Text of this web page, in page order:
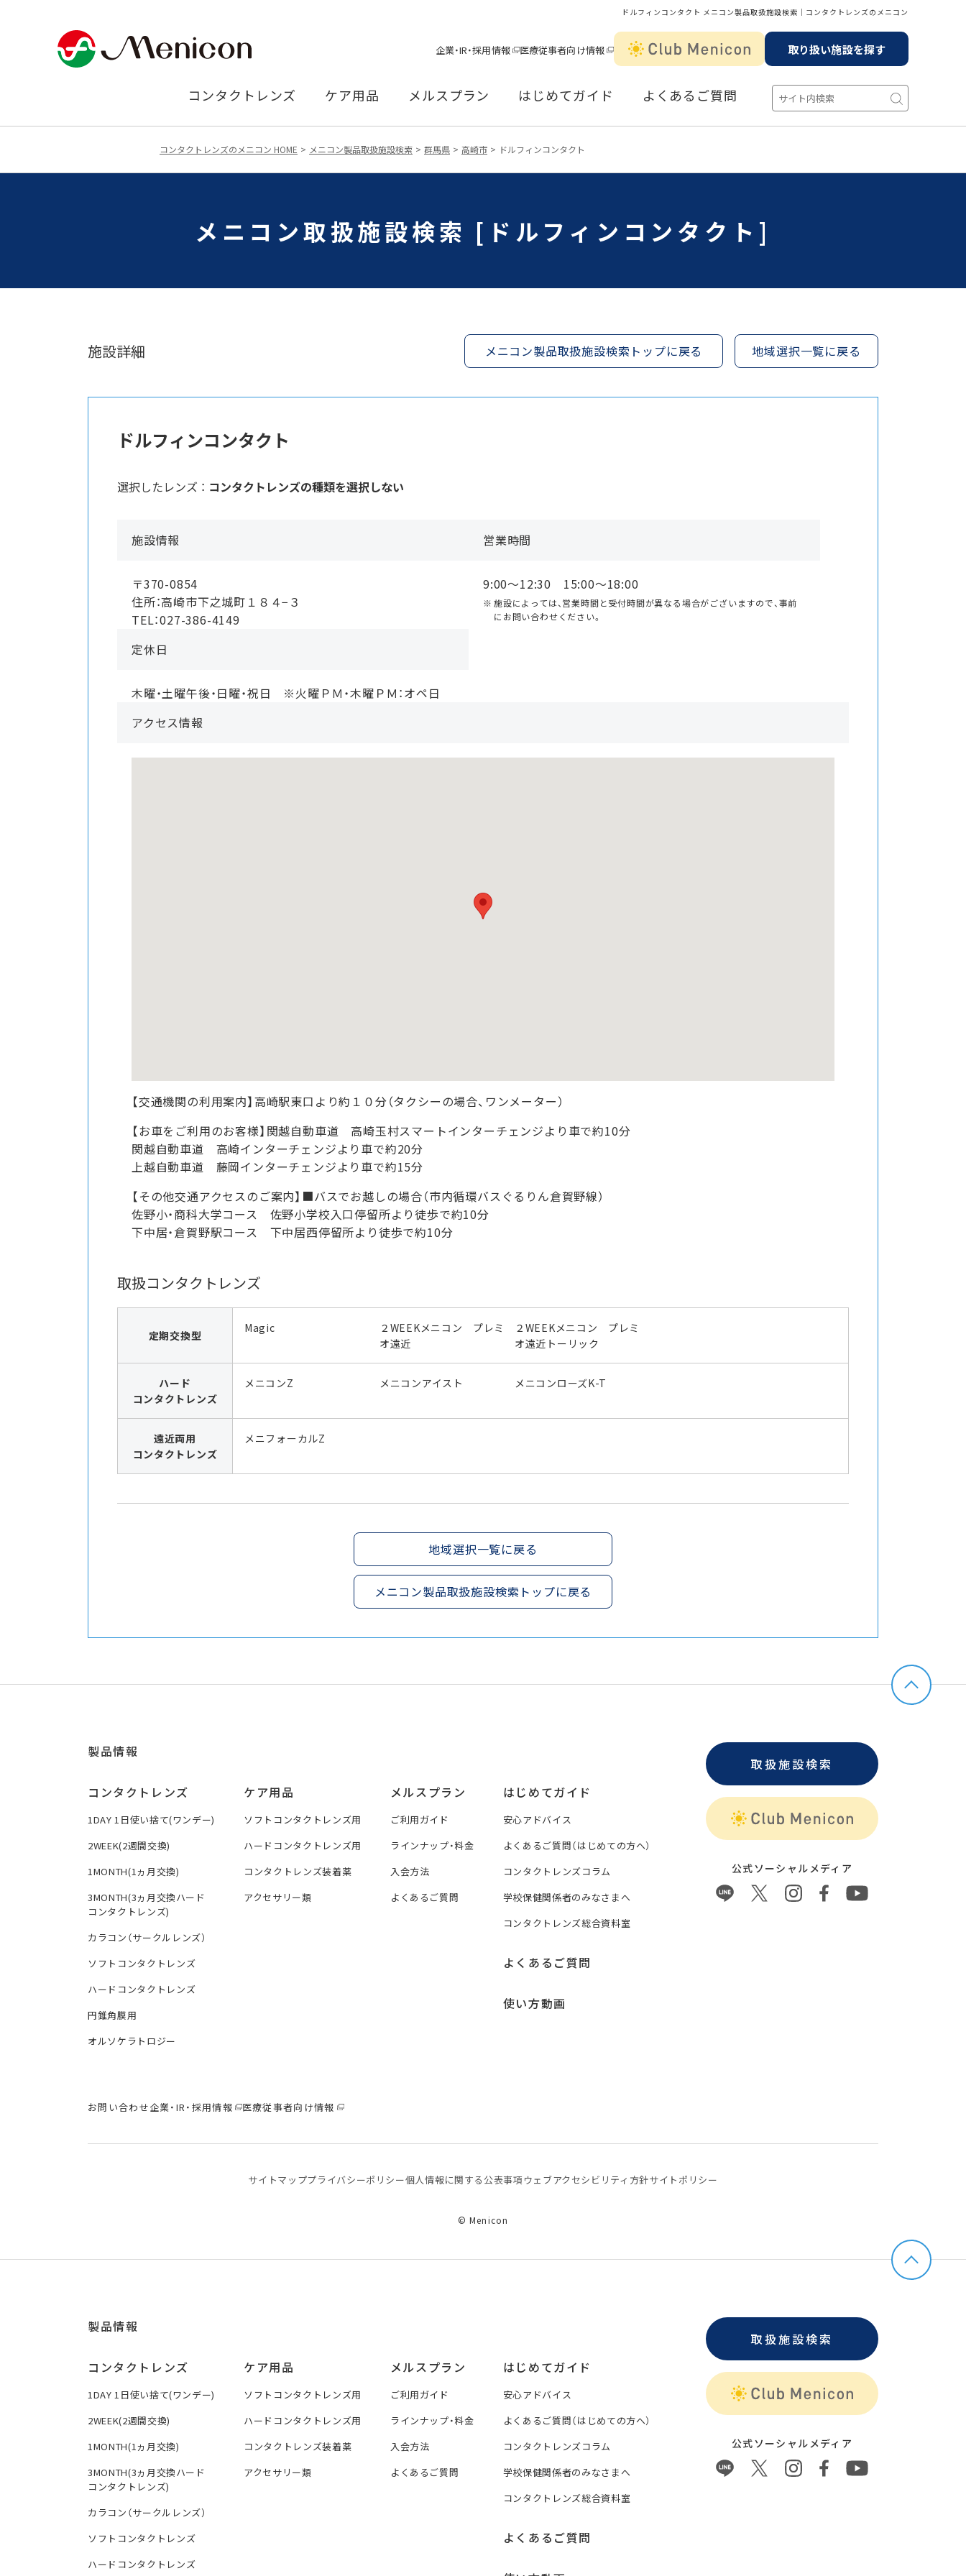
ドルフィンコンタクト メニコン製品取扱施設検索│コンタクトレンズのメニコン
企業・IR・採用情報 医療従事者向け情報 取り扱い施設を探す
コンタクトレンズ ケア用品 メルスプラン はじめてガイド よくあるご質問
コンタクトレンズのメニコン HOME メニコン製品取扱施設検索 群馬県 高崎市 ドルフィンコンタクト
メニコン取扱施設検索 [ドルフィンコンタクト]
施設詳細 メニコン製品取扱施設検索トップに戻る 地域選択一覧に戻る
ドルフィンコンタクト
選択したレンズ ： コンタクトレンズの種類を選択しない
施設情報
〒370-0854
住所：高崎市下之城町１８４−３
TEL：027-386-4149
営業時間
9:00〜12:30 15:00〜18:00
施設によっては、営業時間と受付時間が異なる場合がございますので、事前
にお問い合わせください。
定休日
木曜・土曜午後・日曜・祝日 ※火曜ＰＭ・木曜ＰＭ：オペ日
アクセス情報
【交通機関の利用案内】高崎駅東口より約１０分（タクシーの場合、ワンメーター）
【お車をご利用のお客様】関越自動車道 高崎玉村スマートインターチェンジより車で約10分
関越自動車道 高崎インターチェンジより車で約20分
上越自動車道 藤岡インターチェンジより車で約15分
【その他交通アクセスのご案内】■バスでお越しの場合（市内循環バスぐるりん倉賀野線）
佐野小・商科大学コース 佐野小学校入口停留所より徒歩で約10分
下中居・倉賀野駅コース 下中居西停留所より徒歩で約10分
取扱コンタクトレンズ
定期交換型
Magic
２WEEKメニコン プレミ
オ遠近
２WEEKメニコン プレミ
オ遠近トーリック
ハード
コンタクトレンズ
メニコンZ メニコンアイスト メニコンローズK-T
遠近両用
コンタクトレンズ
メニフォーカルZ
地域選択一覧に戻る
メニコン製品取扱施設検索トップに戻る
製品情報
コンタクトレンズ
1DAY 1日使い捨て(ワンデー)
2WEEK(2週間交換)
1MONTH(1ヵ月交換)
3MONTH(3ヵ月交換ハード
コンタクトレンズ)
カラコン（サークルレンズ）
ソフトコンタクトレンズ
ハードコンタクトレンズ
円錐角膜用
オルソケラトロジー
ケア用品
ソフトコンタクトレンズ用
ハードコンタクトレンズ用
コンタクトレンズ装着薬
アクセサリー類
メルスプラン
ご利用ガイド
ラインナップ・料金
入会方法
よくあるご質問
はじめてガイド
安心アドバイス
よくあるご質問（はじめての方へ）
コンタクトレンズコラム
学校保健関係者のみなさまへ
コンタクトレンズ総合資料室
よくあるご質問
使い方動画
取扱施設検索
公式ソーシャルメディア
お問い合わせ企業・IR・採用情報 医療従事者向け情報
サイトマッププライバシーポリシー個⼈情報に関する公表事項 ウェブアクセシビリティ方針サイトポリシー
© Menicon
製品情報
コンタクトレンズ
1DAY 1日使い捨て(ワンデー)
2WEEK(2週間交換)
1MONTH(1ヵ月交換)
3MONTH(3ヵ月交換ハード
コンタクトレンズ)
カラコン（サークルレンズ）
ソフトコンタクトレンズ
ハードコンタクトレンズ
ケア用品
ソフトコンタクトレンズ用
ハードコンタクトレンズ用
コンタクトレンズ装着薬
アクセサリー類
メルスプラン
ご利用ガイド
ラインナップ・料金
入会方法
よくあるご質問
はじめてガイド
安心アドバイス
よくあるご質問（はじめての方へ）
コンタクトレンズコラム
学校保健関係者のみなさまへ
コンタクトレンズ総合資料室
よくあるご質問
取扱施設検索
公式ソーシャルメディア